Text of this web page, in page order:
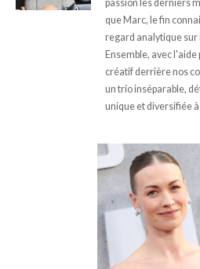
passion les derniers
que Marc, le fin
regard analytique
Ensemble, avec
créatif derrière nos
un trio inséparable,
unique et diversifiée